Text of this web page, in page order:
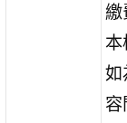
繳
本
如